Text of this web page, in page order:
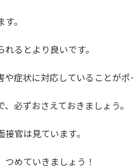
。
るとより良いです。
症状に対応していることがポ
必ずおさえておきましょう。
官は見ています。
めていきましょう！